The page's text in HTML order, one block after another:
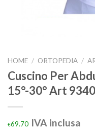
HOME / ORTOPEDIA /
Cuscino Per
15°-30° Art 9340
€69.70 IVA inclusa